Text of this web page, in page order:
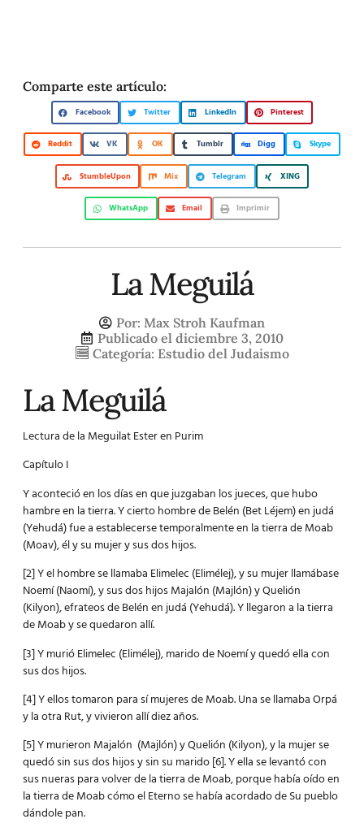
Comparte este artículo:
Facebook Twitter LinkedIn Pinterest
Reddit VK OK Tumblr Digg Skype
StumbleUpon Mix Telegram XING
WhatsApp Email Imprimir
La Meguilá
Por: Max Stroh Kaufman
Publicado el diciembre 3, 2010
Categoría: Estudio del Judaismo
La Meguilá
Lectura de la Meguilat Ester en Purim
Capítulo I
Y aconteció en los días en que juzgaban los jueces, que hubo
hambre en la tierra. Y cierto hombre de Belén (Bet Léjem) en judá
(Yehudá) fue a establecerse temporalmente en la tierra de Moab
(Moav), él y su mujer y sus dos hijos.
[2] Y el hombre se llamaba Elimelec (Elimélej), y su mujer llamábase
Noemí (Naomí), y sus dos hijos Majalón (Majlón) y Quelión
(Kilyon), efrateos de Belén en judá (Yehudá). Y llegaron a la tierra
de Moab y se quedaron allí.
[3] Y murió Elimelec (Elimélej), marido de Noemí y quedó ella con
sus dos hijos.
[4] Y ellos tomaron para sí mujeres de Moab. Una se llamaba Orpá
y la otra Rut, y vivieron allí diez años.
[5] Y murieron Majalón (Majlón) y Quelión (Kilyon), y la mujer se
quedó sin sus dos hijos y sin su marido [6]. Y ella se levantó con
sus nueras para volver de la tierra de Moab, porque había oído en
la tierra de Moab cómo el Eterno se había acordado de Su pueblo
dándole pan.